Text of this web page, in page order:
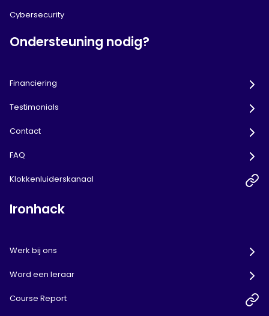
Cybersecurity
Ondersteuning nodig?
Financiering
Testimonials
Contact
FAQ
Klokkenluiderskanaal
Ironhack
Werk bij ons
Word een leraar
Course Report